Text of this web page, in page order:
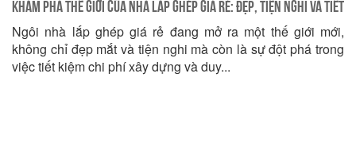
Khám Phá Thế Giới Của Nhà Lắp Ghép Giá Rẻ: Đẹp, Tiện Nghi và Tiết
Kiệm Chi Phí
Ngôi nhà lắp ghép giá rẻ đang mở ra một thế giới mới,
không chỉ đẹp mắt và tiện nghi mà còn là sự đột phá trong
việc tiết kiệm chi phí xây dựng và duy...